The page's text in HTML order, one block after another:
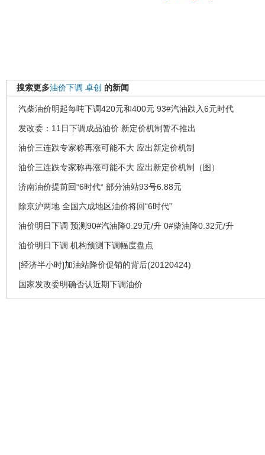
搜索更多油价下调 卓创 的新闻
汽柴油价明起每吨下调420元和400元 93#汽油跌入6元时代
发改委：11日下调成品油价 新定价机制暂不推出
油价三连跌专家称再涨可能不大 应出新定价机制
油价三连跌专家称再涨可能不大 应出新定价机制（图）
济南油价提前回“6时代“ 部分油站93号6.88元
除京沪两地 全国六成地区油价将回“6时代”
油价明日下调 预测90#汽油降0.29元/升 0#柴油降0.32元/升
油价明日下调 机构预测下调幅度盘点
[经济半小时]加油站降价促销的背后(20120424)
国家发改委明确否认近期下调油价